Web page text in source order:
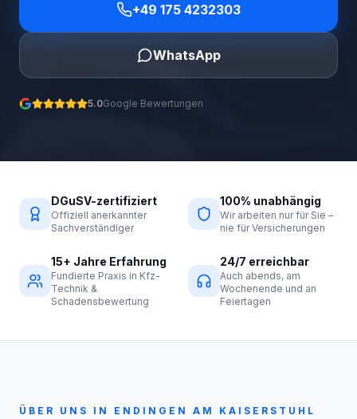
+49 175 4232303
WhatsApp
5.0Google Bewertungen
DGuSV-zertifiziert
Offiziell anerkannter
Sachverständiger
100% unabhängig
Wir arbeiten nur für Sie –
nie für Versicherungen
15+ Jahre Erfahrung
Fundierte Praxis in Kfz-
Technik &
Schadensbewertung
24/7 erreichbar
Auch abends, am
Wochenende und an
Feiertagen
ÜBER UNS IN ENDINGEN AM KAISERSTUHL